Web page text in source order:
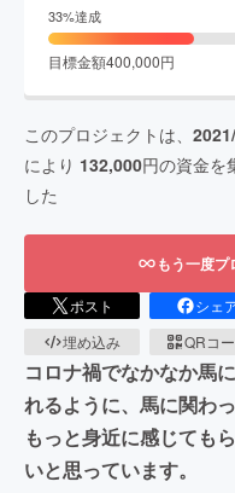
33%達成
目標金額400,000円
このプロジェクトは、
により 132,000円の資金を
した
もう一度
ポスト シェ
埋め込み
QRコ
コロナ禍でなかなか馬
れるように、馬に関わ
もっと身近に感じても
いと思っています。